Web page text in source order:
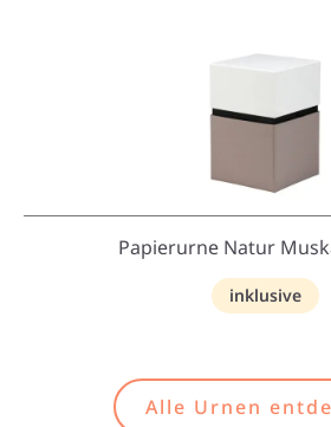
Papierurne Natur
inklusive
Alle Urnen